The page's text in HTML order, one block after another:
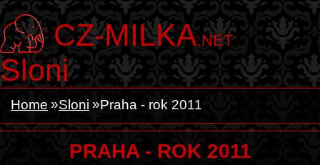
CZ-MILKA.NET
Sloni
Home Sloni Praha - rok 2011
PRAHA - ROK 2011